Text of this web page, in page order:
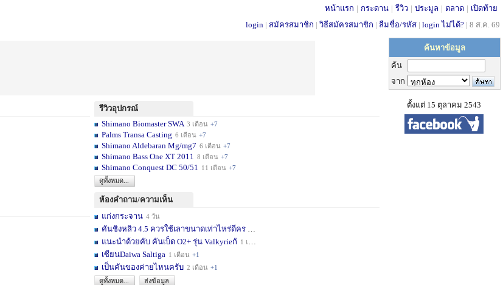
หน้าแรก | กระดาน | รีวิว | ประมูล | ตลาด | เปิดท้าย
login | สมัครสมาชิก | วิธีสมัครสมาชิก | ลืมชื่อ/รหัส | login ไม่ได้? | 8 ส.ค. 69
รีวิวอุปกรณ์
Shimano Biomaster SWA 3 เดือน +7
Palms Transa Casting 6 เดือน +7
Shimano Aldebaran Mg/mg7 6 เดือน +7
Shimano Bass One XT 2011 8 เดือน +7
Shimano Conquest DC 50/51 11 เดือน +7
ดูทั้งหมด...
ห้องคำถาม/ความเห็น
แก่งกระจาน 4 วัน
คันชิงหลิว 4.5 ควรใช้เลาขนาดเท่าไหร่ดีคร
แนะนำด้วยคับ คันเบ็ด O2+ รุ่น Valkyrieกั 1 เดือน
เซียนDaiwa Saltiga 1 เดือน +1
เป็นคันของค่ายไหนครับ 2 เดือน +1
ดูทั้งหมด...
ส่งข้อมูล
ค้นหาข้อมูล
ค้น
จาก
ตั้งแต่ 15 ตุลาคม 2543